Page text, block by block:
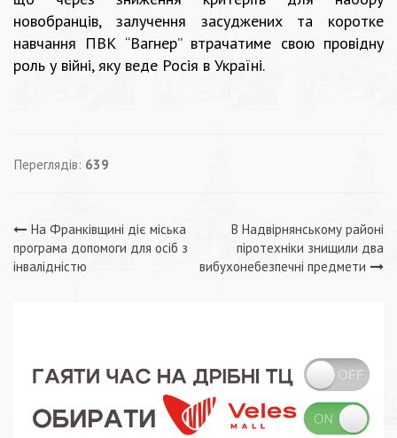
новобранців, залучення засуджених та коротке
навчання ПВК “Вагнер” втрачатиме свою провідну
роль у війні, яку веде Росія в Україні.
Переглядів: 639
Навігація
записів
На Франківщині діє міська
програма допомоги для осіб з
інвалідністю
В Надвірнянському районі
піротехніки знищили два
вибухонебезпечні предмети